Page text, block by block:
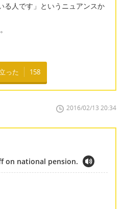
る人です」というニュアンスか
った 158
2016/02/13 20:34
on national pension.